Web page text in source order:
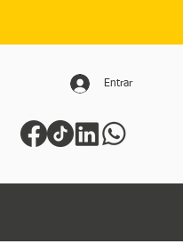
Entrar